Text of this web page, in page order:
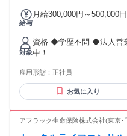
給与
月給300,000円～500,000
11万6800円（固定残業時
勤務時間については別途残業代を
給年2回 ◆インセンティ
対象
資格 ◆学歴不問 ◆法人営
中！
雇用形態： 正社員
お気に入り
アフラック生命保険株式会社(東京･